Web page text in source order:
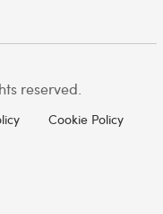
reserved.
Cookie Policy